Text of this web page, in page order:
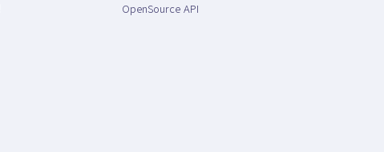
OpenSource API